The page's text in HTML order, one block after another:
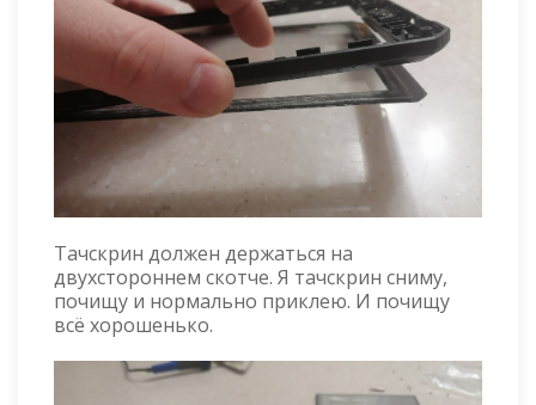
Тачскрин должен держаться на
двухстороннем скотче. Я тачскрин сниму,
почищу и нормально приклею. И почищу
всё хорошенько.